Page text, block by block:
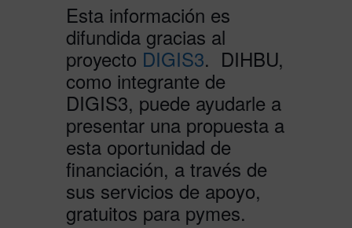
Esta información es
difundida gracias al
proyecto DIGIS3. DIHBU,
como integrante de
DIGIS3, puede ayudarle a
presentar una propuesta a
esta oportunidad de
financiación, a través de
sus servicios de apoyo,
gratuitos para pymes.